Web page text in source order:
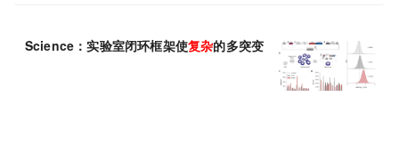
Science：实验室闭环框架使复杂的多突变蛋白快速进化